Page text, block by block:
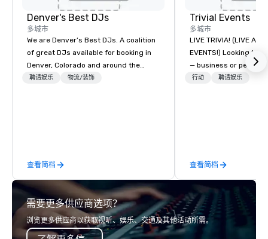
Denver's Best DJs
多城市
We are Denver’s Best DJs. A coalition
of great DJs available for booking in
Denver, Colorado and around the
world. We can rock any type of party
聘请娱乐 物流/装饰
查看简档
Trivial Events
多城市
LIVE TRIVIA! (LIVE AND
EVENTS!) Looking to bring your group
— business or
and have some fun?
trivia content
teamwork and interactions. •.
video questions and
elements elevate our
typical “pub trivia.”
promo videos for
行动 聘请娱乐
查看简档
需要更多供应商选项？
浏览更多供应商以获取视听、娱乐、交通及其他活动所需。